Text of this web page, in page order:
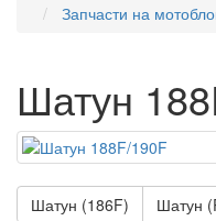
Запчасти на
Шатун
Шатун (186F)
Шатун